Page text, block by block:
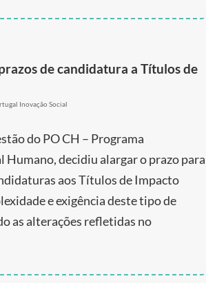
de candidatura a Títulos de
Inovação Social
do PO CH – Programa
Humano, decidiu alargar o prazo para
aos Títulos de Impacto
e exigência deste tipo de
as alterações refletidas no